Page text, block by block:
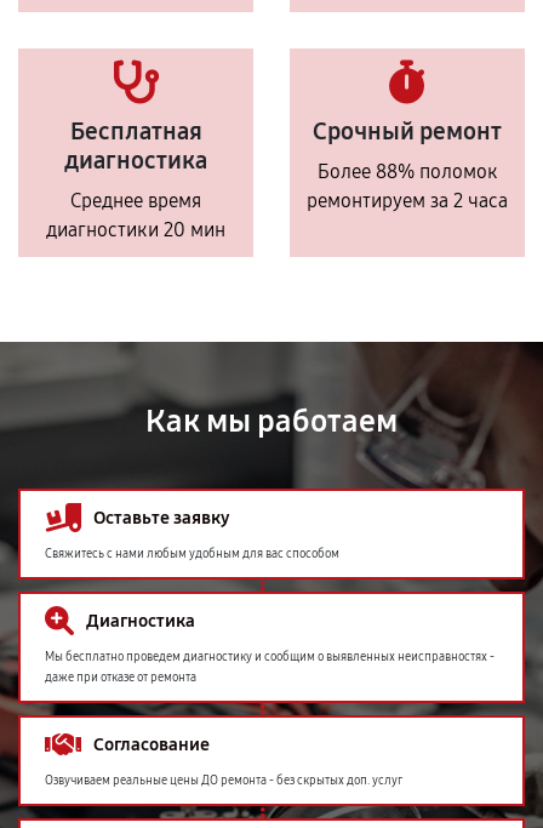
Бесплатная
диагностика
Среднее время
диагностики 20 мин
Срочный ремонт
Более 88% поломок
ремонтируем за 2 часа
Как мы работаем
Оставьте заявку
Свяжитесь с нами любым удобным для вас способом
Диагностика
Мы бесплатно проведем диагностику и сообщим о выявленных неисправностях -
даже при отказе от ремонта
Согласование
Озвучиваем реальные цены ДО ремонта - без скрытых доп. услуг